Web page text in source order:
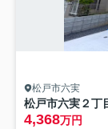
松戸市六実
4,368万円